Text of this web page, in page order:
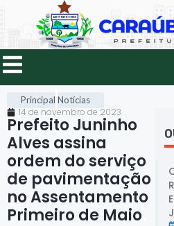
Principal Notícias
14 de novembro de 2023
Prefeito Juninho
Alves assina
ordem do serviço
de pavimentação
no Assentamento
Primeiro de Maio